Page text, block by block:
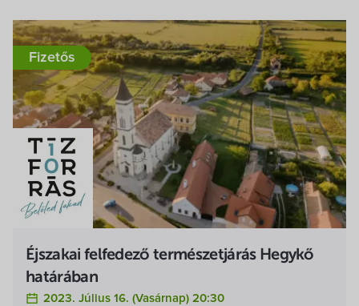
Fizetős
Éjszakai felfedező természetjárás Hegykő
határában
2023. Július 16. (vasárnap) 20:30